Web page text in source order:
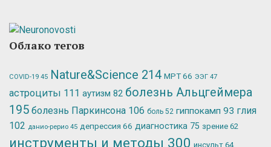
Облако тегов
COVID-19 45 Nature&Science 214 МРТ66 ЭЭГ 47
астроциты 111 аутизм 82 болезнь Альцгеймера
195 болезнь Паркинсона 106 боль 52 гиппокамп 93 глия
102 данио-рерио 45 депрессия 66 диагностика 75 зрение 62
инструменты и методы 300 инсульт 64